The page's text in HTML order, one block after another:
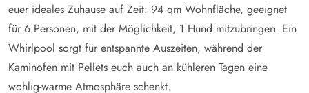
euer ideales Zuhause auf Zeit: 94 qm Wohnfläche, geeignet
für 6 Personen, mit der Möglichkeit, 1 Hund mitzubringen. Ein
Whirlpool sorgt für entspannte Auszeiten, während der
Kaminofen mit Pellets euch auch an kühleren Tagen eine
wohlig-warme Atmosphäre schenkt.